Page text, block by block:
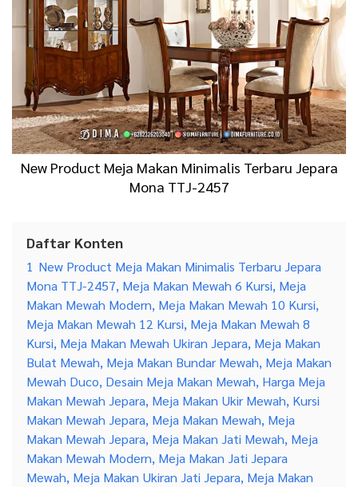
New Product Meja Makan Minimalis Terbaru Jepara
Mona TTJ-2457
Daftar Konten
1 New Product Meja Makan Minimalis Terbaru Jepara
Mona TTJ-2457, Meja Makan Mewah 6 Kursi, Meja
Makan Mewah Modern, Meja Makan Mewah 10 Kursi,
Meja Makan Mewah 12 Kursi, Meja Makan Mewah 8
Kursi, Meja Makan Mewah Ukiran Jepara, Meja Makan
Bulat Mewah, Meja Makan Bundar Mewah, Meja Makan
Mewah Duco, Desain Meja Makan Mewah, Harga Meja
Makan Mewah Jepara, Meja Makan Ukir Mewah, Kursi
Makan Mewah Jepara, Meja Makan Mewah, Meja
Makan Mewah Jepara, Meja Makan Jati Mewah, Meja
Makan Mewah Modern, Meja Makan Jati Jepara
Mewah, Meja Makan Ukiran Jati Jepara, Meja Makan